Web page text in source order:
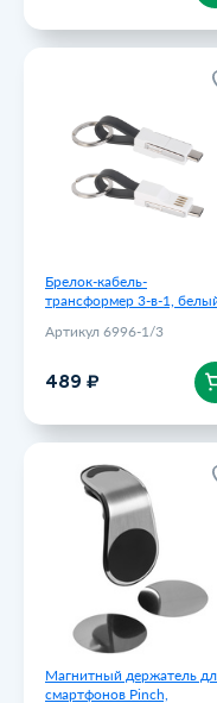
Брелок-кабель-
трансформер 3-в-1,
Артикул 6996-1/3
489 ₽
Брелок-
трансформер 3-в-1,
Артикул 6996-
489
В корзину
Магнитный держатель
смартфонов Pinch,
Магнитный держатель
смартфонов
Артикул
600